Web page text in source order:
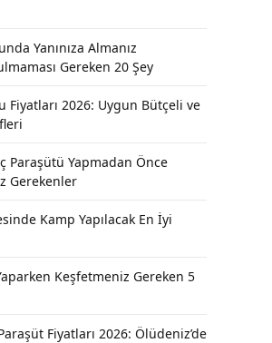
Yanınıza Almanız
Gereken 20 Şey
Fiyatları 2026: Uygun Bütçeli ve
Paraşütü Yapmadan Önce
Gerekenler
Kamp Yapılacak En İyi
Keşfetmeniz Gereken 5
Fiyatları 2026: Ölüdeniz’de